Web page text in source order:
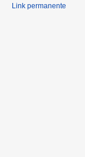
Link permanente